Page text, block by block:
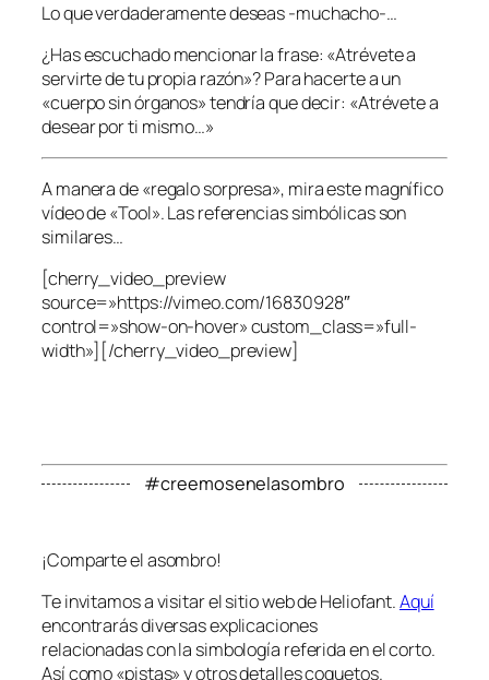
Lo que verdaderamente deseas -muchacho-…
¿Has escuchado mencionar la frase: «Atrévete a
servirte de tu propia razón»? Para hacerte a un
«cuerpo sin órganos» tendría que decir: «Atrévete a
desear por ti mismo…»
A manera de «regalo sorpresa», mira este magnífico
vídeo de «Tool». Las referencias simbólicas son
similares…
[cherry_video_preview
source=»https://vimeo.com/16830928″
control=»show-on-hover» custom_class=»full-
width»][/cherry_video_preview]
#creemosenelasombro
¡Comparte el asombro!
Te invitamos a visitar el sitio web de Heliofant.Aquí
encontrarás diversas explicaciones
relacionadas con la simbología referida en el corto.
Así como «pistas» y otros detalles coquetos.